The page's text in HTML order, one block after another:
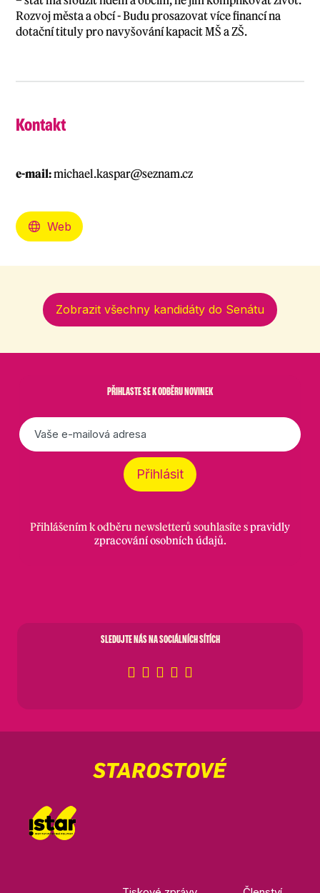
Rozvoj města a obcí - Budu prosazovat více financí na
dotační tituly pro navyšování kapacit MŠ a ZŠ.
Kontakt
e-mail:michael.kaspar@seznam.cz
Web
Zobrazit všechny kandidáty do Senátu
PŘIHLASTE SE K ODBĚRU NOVINEK
E-
mail
Přihlásit
Přihlášením k odběru newsletterů souhlasíte spravidly
zpracování osobních údajů.
SLEDUJTE NÁS NA SOCIÁLNÍCH SÍTÍCH